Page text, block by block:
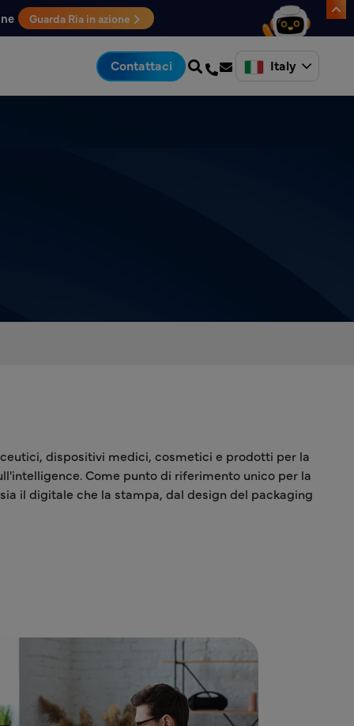
Guarda Ria in azione
Contattaci Italy
dispositivi medici, cosmetici e prodotti per la
Come punto di riferimento unico per la
il digitale che la stampa, dal design del packaging